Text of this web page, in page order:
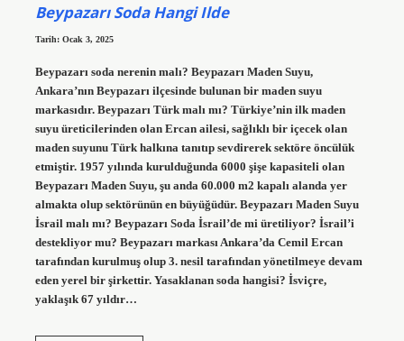
Beypazarı Soda Hangi Ilde
Tarih: Ocak 3, 2025
Beypazarı soda nerenin malı? Beypazarı Maden Suyu,
Ankara’nın Beypazarı ilçesinde bulunan bir maden suyu
markasıdır. Beypazarı Türk malı mı? Türkiye’nin ilk maden
suyu üreticilerinden olan Ercan ailesi, sağlıklı bir içecek olan
maden suyunu Türk halkına tanıtıp sevdirerek sektöre öncülük
etmiştir. 1957 yılında kurulduğunda 6000 şişe kapasiteli olan
Beypazarı Maden Suyu, şu anda 60.000 m2 kapalı alanda yer
almakta olup sektörünün en büyüğüdür. Beypazarı Maden Suyu
İsrail malı mı? Beypazarı Soda İsrail’de mi üretiliyor? İsrail’i
destekliyor mu? Beypazarı markası Ankara’da Cemil Ercan
tarafından kurulmuş olup 3. nesil tarafından yönetilmeye devam
eden yerel bir şirkettir. Yasaklanan soda hangisi? İsviçre,
yaklaşık 67 yıldır…